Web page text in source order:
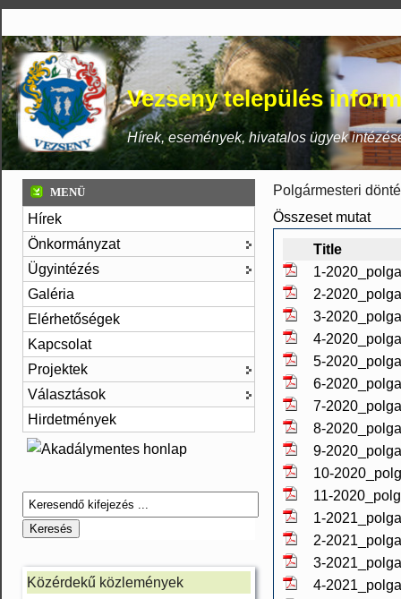
Vezseny település
Hírek, események, hivatalos ügyek
MENÜ
Hírek
Önkormányzat
Ügyintézés
Galéria
Elérhetőségek
Kapcsolat
Projektek
Választások
Hirdetmények
Közérdekű közlemények
Polgármesteri
Összeset mutat
Title
1-
2-
3-
4-
5-
6-
7-
8-
9-
10-
11-
1-
2-
3-
4-